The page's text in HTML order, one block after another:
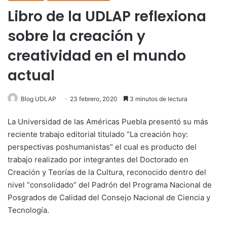
Libro de la UDLAP reflexiona
sobre la creación y
creatividad en el mundo
actual
Blog UDLAP 23 febrero, 2020 3 minutos de lectura
La Universidad de las Américas Puebla presentó su más
reciente trabajo editorial titulado “La creación hoy:
perspectivas poshumanistas” el cual es producto del
trabajo realizado por integrantes del Doctorado en
Creación y Teorías de la Cultura, reconocido dentro del
nivel “consolidado” del Padrón del Programa Nacional de
Posgrados de Calidad del Consejo Nacional de Ciencia y
Tecnología.